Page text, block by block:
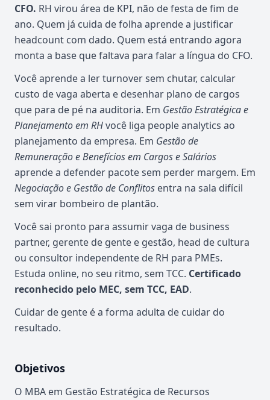
CFO. RH virou área de KPI, não de festa de fim de
ano. Quem já cuida de folha aprende a justificar
headcount com dado. Quem está entrando agora
monta a base que faltava para falar a língua do CFO.
Você aprende a ler turnover sem chutar, calcular
custo de vaga aberta e desenhar plano de cargos
que para de pé na auditoria. Em Gestão Estratégica e
Planejamento em RHvocê liga people analytics ao
planejamento da empresa. Em Gestão de
Remuneração e Benefícios em Cargos e Salários
aprende a defender pacote sem perder margem. Em
Negociação e Gestão de Conflitos entra na sala difícil
sem virar bombeiro de plantão.
Você sai pronto para assumir vaga de business
partner, gerente de gente e gestão, head de cultura
ou consultor independente de RH para PMEs.
Estuda online, no seu ritmo, sem TCC. Certificado
reconhecido pelo MEC, sem TCC, EAD.
Cuidar de gente é a forma adulta de cuidar do
resultado.
Objetivos
O MBA em Gestão Estratégica de Recursos